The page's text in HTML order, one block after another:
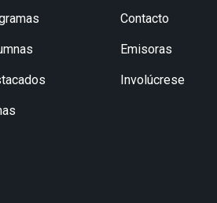
Contacto
Emisoras
Involúcrese